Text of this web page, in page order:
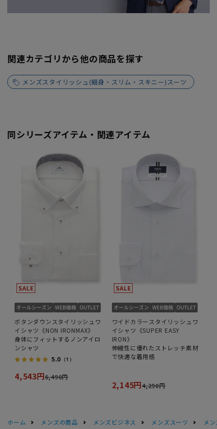
関連カテゴリから他の商品を探す
メンズスタイリッシュ(細身・スリム・スキニー)スーツ
同シリーズアイテム・関連アイテム
ボタンダウンスタイリッシュワ
イシャツ《NON IRONMAX》
身体にフィットするノンアイロ
ンシャツ
5.0 （1）
4,543円6,490円
ワイドカラースタイリッシュワ
イシャツ《SUPER EASY
IRON》
伸縮性に優れたストレッチ素材
で快適な着用感
2,145円4,290円
ホーム メンズの商品 メンズビジネス メンズスーツ
メ